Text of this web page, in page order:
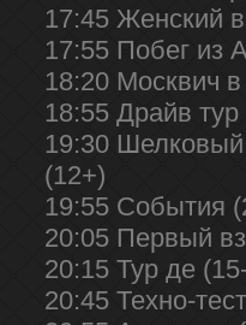
17:45 Женский
17:55 Побег из
18:20 Москвич
18:55 Драйв
19:30
(12+)
19:55 События
20:05 Первый
20:15 Тур де
20:45 Техно-